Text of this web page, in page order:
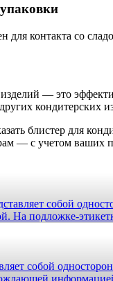
для контакта со
— это
кондитерских
блистер для
— с учетом ваших
собой
На подложке-
собой